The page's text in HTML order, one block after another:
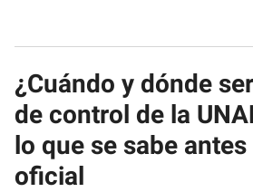
¿Cuándo y dónde
de control de la
lo que se sabe
oficial